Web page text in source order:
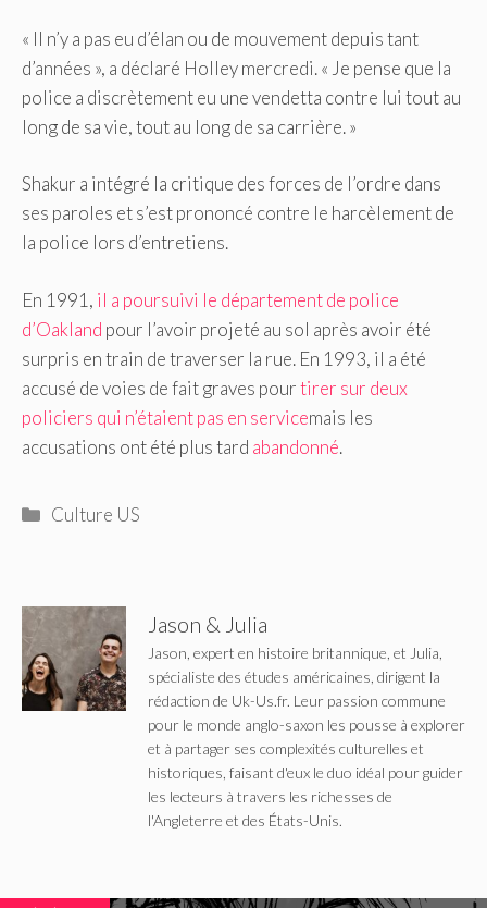
« Il n’y a pas eu d’élan ou de mouvement depuis tant
d’années », a déclaré Holley mercredi. « Je pense que la
police a discrètement eu une vendetta contre lui tout au
long de sa vie, tout au long de sa carrière. »
Shakur a intégré la critique des forces de l’ordre dans
ses paroles et s’est prononcé contre le harcèlement de
la police lors d’entretiens.
En 1991, il a poursuivi le département de police
d’Oakland pour l’avoir projeté au sol après avoir été
surpris en train de traverser la rue. En 1993, il a été
accusé de voies de fait graves pourtirer sur deux
policiers qui n’étaient pas en servicemais les
accusations ont été plus tard abandonné.
Catégories
Culture US
Jason & Julia
Jason, expert en histoire britannique, et Julia,
spécialiste des études américaines, dirigent la
rédaction de Uk-Us.fr. Leur passion commune
pour le monde anglo-saxon les pousse à explorer
et à partager ses complexités culturelles et
historiques, faisant d'eux le duo idéal pour guider
les lecteurs à travers les richesses de
l'Angleterre et des États-Unis.